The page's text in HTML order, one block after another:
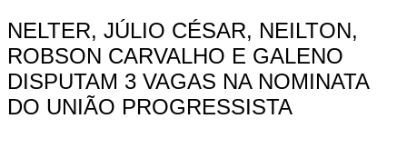
NELTER, JÚLIO CÉSAR, NEILTON,
ROBSON CARVALHO E GALENO
DISPUTAM 3 VAGAS NA NOMINATA
DO UNIÃO PROGRESSISTA